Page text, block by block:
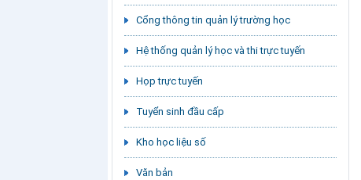
Cổng thông tin quản lý trường học
Hệ thống quản lý học và thi trực tuyến
Họp trực tuyến
Tuyển sinh đầu cấp
Kho học liệu số
Văn bản